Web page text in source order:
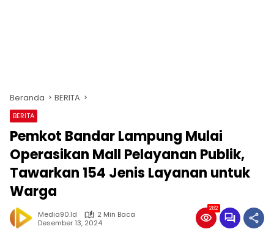
Beranda BERITA
BERITA
Pemkot Bandar Lampung Mulai
Operasikan Mall Pelayanan Publik,
Tawarkan 154 Jenis Layanan untuk
Warga
Media90.id
2 Min Baca
Desember 13, 2024
282